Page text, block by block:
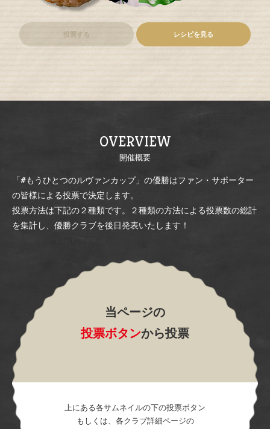
投票する レシピを見る
OVERVIEW
開催概要
「#もうひとつのルヴァンカップ」の優勝はファン・サポーター
の皆様による投票で決定します。
投票方法は下記の２種類です。２種類の方法による投票数の総計
を集計し、優勝クラブを後日発表いたします！
当ページの
投票ボタンから投票
上にある各サムネイルの下の投票ボタン
もしくは、各クラブ詳細ページの